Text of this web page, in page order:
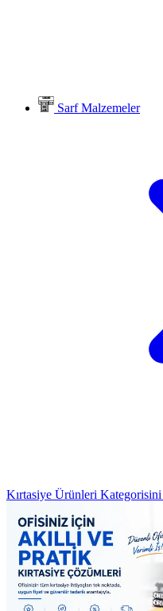
Sarf Malzemeler
Kırtasiye Ürünleri